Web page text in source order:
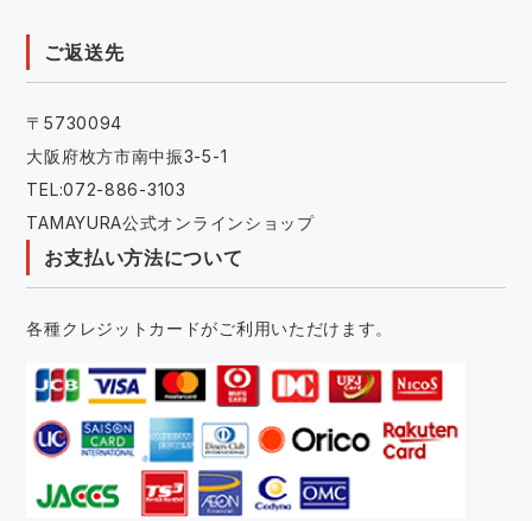
ご返送先
〒5730094
大阪府枚方市南中振3-5-1
TEL:072-886-3103
TAMAYURA公式オンラインショップ
お支払い方法について
各種クレジットカードがご利用いただけます。